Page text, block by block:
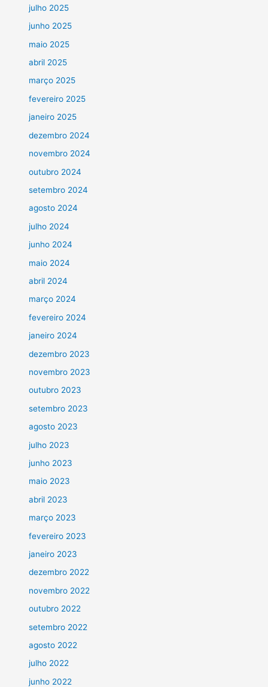
julho 2025
junho 2025
maio 2025
abril 2025
março 2025
fevereiro 2025
janeiro 2025
dezembro 2024
novembro 2024
outubro 2024
setembro 2024
agosto 2024
julho 2024
junho 2024
maio 2024
abril 2024
março 2024
fevereiro 2024
janeiro 2024
dezembro 2023
novembro 2023
outubro 2023
setembro 2023
agosto 2023
julho 2023
junho 2023
maio 2023
abril 2023
março 2023
fevereiro 2023
janeiro 2023
dezembro 2022
novembro 2022
outubro 2022
setembro 2022
agosto 2022
julho 2022
junho 2022